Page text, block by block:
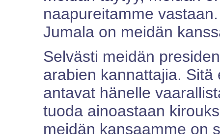
naapureitamme
Jumala on meidän
Selvästi meidän
arabien kannattajia.
antavat hänelle
tuoda ainoastaan
meidän kansaamme on